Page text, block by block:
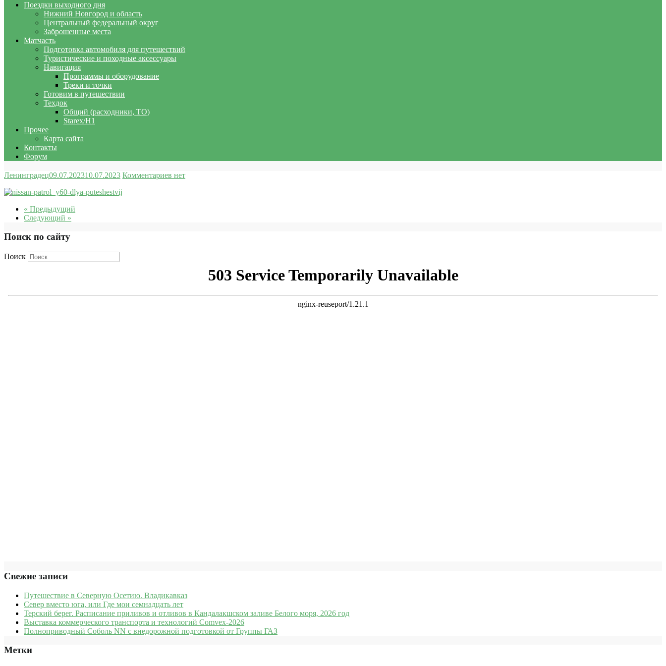
Поездки выходного дня
Нижний Новгород и область
Центральный федеральный округ
Заброшенные места
Матчасть
Подготовка автомобиля для путешествий
Туристические и походные аксессуары
Навигация
Программы и оборудование
Треки и точки
Готовим в путешествии
Техдок
Общий (расходники, ТО)
Starex/H1
Прочее
Карта сайта
Контакты
Форум
Ленинградец09.07.202310.07.2023 Комментариев нет
« Предыдущий
Следующий »
Поиск по сайту
Поиск
Свежие записи
Путешествие в Северную Осетию. Владикавказ
Север вместо юга, или Где мои семнадцать лет
Терский берег. Расписание приливов и отливов в Кандалакшском заливе Белого моря, 2026 год
Выставка коммерческого транспорта и технологий Comvex-2026
Полноприводный Соболь NN с внедорожной подготовкой от Группы ГАЗ
Метки